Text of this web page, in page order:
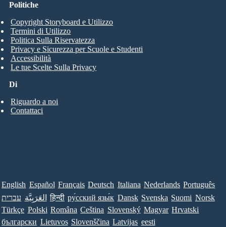
Di
Riguardo a noi
Contattaci
Politiche
Copyright Storyboard e Utilizzo
Termini di Utilizzo
Politica Sulla Riservatezza
Privacy e Sicurezza per Scuole e Studenti
Accessibilità
Le tue Scelte Sulla Privacy
English Español Français Deutsch Italiana Nederlands Português
עברית العَرَبِيَّة हिन्दी ру́сский язы́к Dansk Svenska Suomi Norsk
Türkçe Polski Româna Ceština Slovenský Magyar Hrvatski
български Lietuvos Slovenščina Latvijas eesti